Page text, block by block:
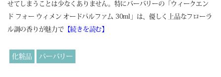
せてしまうことは少なくありません。特にバーバリーの「ウィークエン
ド フォー ウィメン オードパルファム 30ml」は、優しく上品なフローラ
ル調の香りが魅力で 【続きを読む】
化粧品 バーバリー